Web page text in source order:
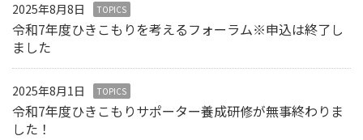
2025年8月8日 TOPICS
令和7年度ひきこもりを考えるフォーラム※申込は終了し
ました
2025年8月1日 TOPICS
令和7年度ひきこもりサポーター養成研修が無事終わりま
した！